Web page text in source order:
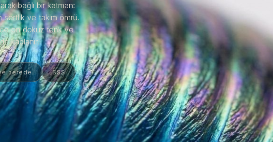
bağlı bir katman:
ve takım ömrü.
on dokuz renk ve
kaplanır.
nerede SSS